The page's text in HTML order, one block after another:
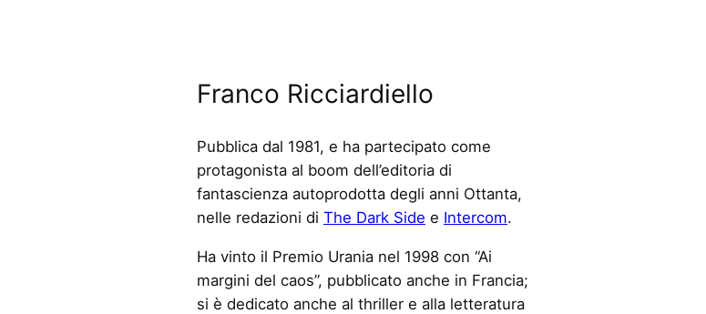
Franco Ricciardiello
Pubblica dal 1981, e ha partecipato come
protagonista al boom dell’editoria di
fantascienza autoprodotta degli anni Ottanta,
nelle redazioni di The Dark Side e Intercom.
Ha vinto il Premio Urania nel 1998 con “Ai
margini del caos”, pubblicato anche in Francia;
si è dedicato anche al thriller e alla letteratura